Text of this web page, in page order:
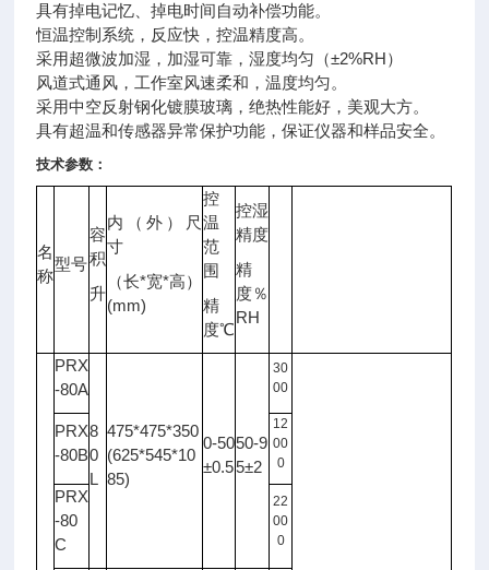
具有掉电记忆、掉电时间自动补偿功能。
恒温控制系统，反应快，控温精度高。
采用超微波加湿，加湿可靠，湿度均匀（±2%RH）
风道式通风，工作室风速柔和，温度均匀。
采用中空反射钢化镀膜玻璃，绝热性能好，美观大方。
具有超温和传感器异常保护功能，保证仪器和样品安全。
技术参数：
名
称
型号
容
积
升
内（外）尺
寸
（长*宽*高）
(mm)
控
温
范
围
精
度℃
控湿
精度
精
度％
RH
PRX
-80A
8
0
L
475*475*350
(625*545*10
85)
0-50
±0.5
50-9
5±2
30
00
PRX
-80B
12
00
0
PRX
-80
C
22
00
0